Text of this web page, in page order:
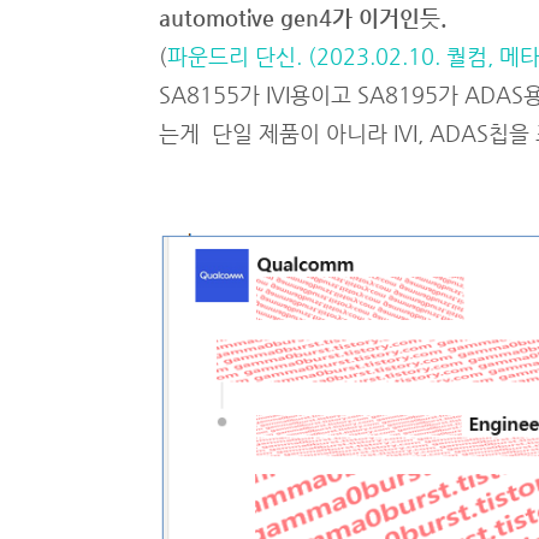
automotive gen4가 이거인듯.
(파운드리 단신. (2023.02.10. 퀄컴, 메
SA8155가 IVI용이고 SA8195가 ADAS
는게 단일 제품이 아니라 IVI, ADAS칩을